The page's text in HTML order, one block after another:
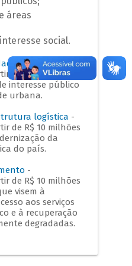
áreas
social.
Urbana-
de R$ 10 milhões
interesse público
urbana.
logística -
de R$ 10 milhões
da
do país.
-
de R$ 10 milhões
visem à
aos serviços
e à recuperação
degradadas.